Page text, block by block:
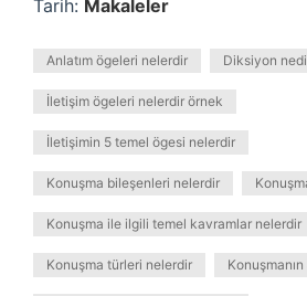
Tarih: Makaleler
Anlatım ögeleri nelerdir Diksiyon
İletişim ögeleri nelerdir örnek
İletişimin 5 temel ögesi nelerdir
Konuşma bileşenleri nelerdir
Konuşma ile ilgili temel kavramlar nelerdir
Konuşma türleri nelerdir